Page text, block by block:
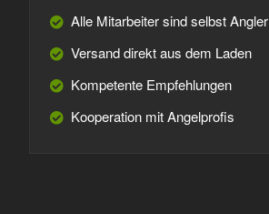
Alle Mitarbeiter sind selbst Angler
Versand direkt aus dem Laden
Kompetente Empfehlungen
Kooperation mit Angelprofis